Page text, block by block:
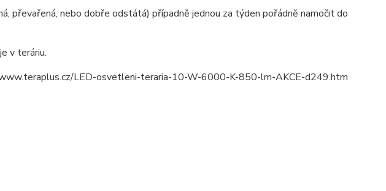
převařená, nebo dobře odstátá) případně jednou za týden pořádně namočit do
v teráriu.
LED-osvetleni-teraria-10-W-6000-K-850-lm-AKCE-d249.htm